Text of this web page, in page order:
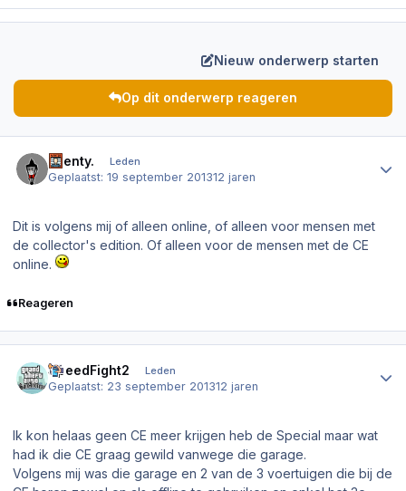
Nieuw onderwerp starten
Op dit onderwerp reageren
Faenty. Leden
Geplaatst:19 september 201312 jaren
Dit is volgens mij of alleen online, of alleen voor mensen met
de collector's edition. Of alleen voor de mensen met de CE
online.
Reageren
SpeedFight2 Leden
Geplaatst: 23 september 201312 jaren
Ik kon helaas geen CE meer krijgen heb de Special maar wat
had ik die CE graag gewild vanwege die garage.
Volgens mij was die garage en 2 van de 3 voertuigen die bij de